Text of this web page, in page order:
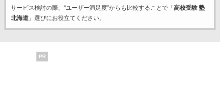
サービス検討の際、“ユーザー満足度”からも比較することで「 高校受験 塾
北海道」選びにお役立てください。
PR